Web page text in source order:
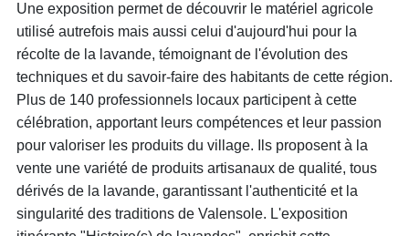
Une exposition permet de découvrir le matériel agricole
utilisé autrefois mais aussi celui d'aujourd'hui pour la
récolte de la lavande, témoignant de l'évolution des
techniques et du savoir-faire des habitants de cette région.
Plus de 140 professionnels locaux participent à cette
célébration, apportant leurs compétences et leur passion
pour valoriser les produits du village. Ils proposent à la
vente une variété de produits artisanaux de qualité, tous
dérivés de la lavande, garantissant l'authenticité et la
singularité des traditions de Valensole. L'exposition